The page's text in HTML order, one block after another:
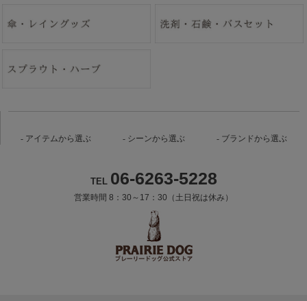
アイテムから選ぶ シーンから選ぶ ブランドから選ぶ
TEL 06-6263-5228
営業時間 8：30～17：30（土日祝は休み）